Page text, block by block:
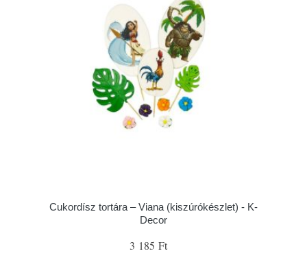
Cukordísz tortára – Viana (kiszúrókészlet) - K-
Decor
3 185 Ft